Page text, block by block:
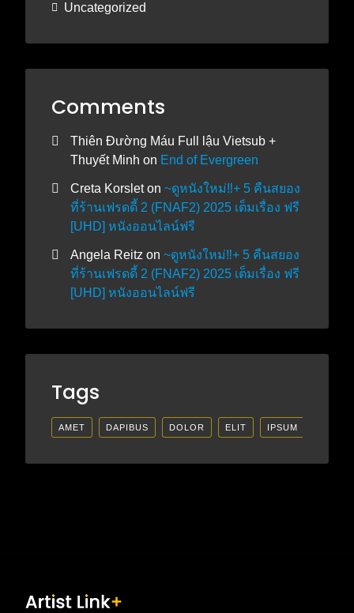
Uncategorized
Comments
Thiên Đường Máu Full lậu Vietsub +
Thuyết Minh on End of Evergreen
Creta Korsleton ~ดูหนังใหม่‼️+ 5 คืนสยอง
ที่ร้านเฟรดดี้ 2 (FNAF2) 2025 เต็มเรื่อง ฟรี
[UHD] หนังออนไลน์ฟรี
Angela Reitz on ~ดูหนังใหม่‼️+ 5 คืนสยอง
ที่ร้านเฟรดดี้ 2 (FNAF2) 2025 เต็มเรื่อง ฟรี
[UHD] หนังออนไลน์ฟรี
Tags
AMET DAPIBUS DOLOR ELIT IPSUM